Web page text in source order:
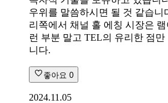
우위를 말씀하시면 될 것 같습니
리쪽에서 채널 홀 에칭 시장은 램
런 부분 말고 TEL의 유리한 점
니다.
좋아요 0
2024.11.05